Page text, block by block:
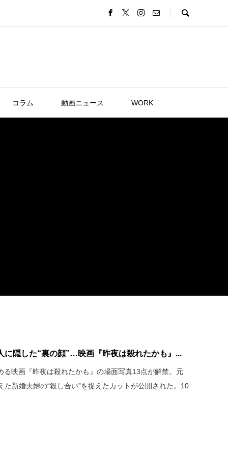
コラム 動画ニュース WORK
に隠した“裏の顔”…映画『昨夜は殺れたかも』...
る映画『昨夜は殺れたかも』の場面写真13点が解禁。元
新婚夫婦の“殺し合い”を捉えたカットが公開された。10